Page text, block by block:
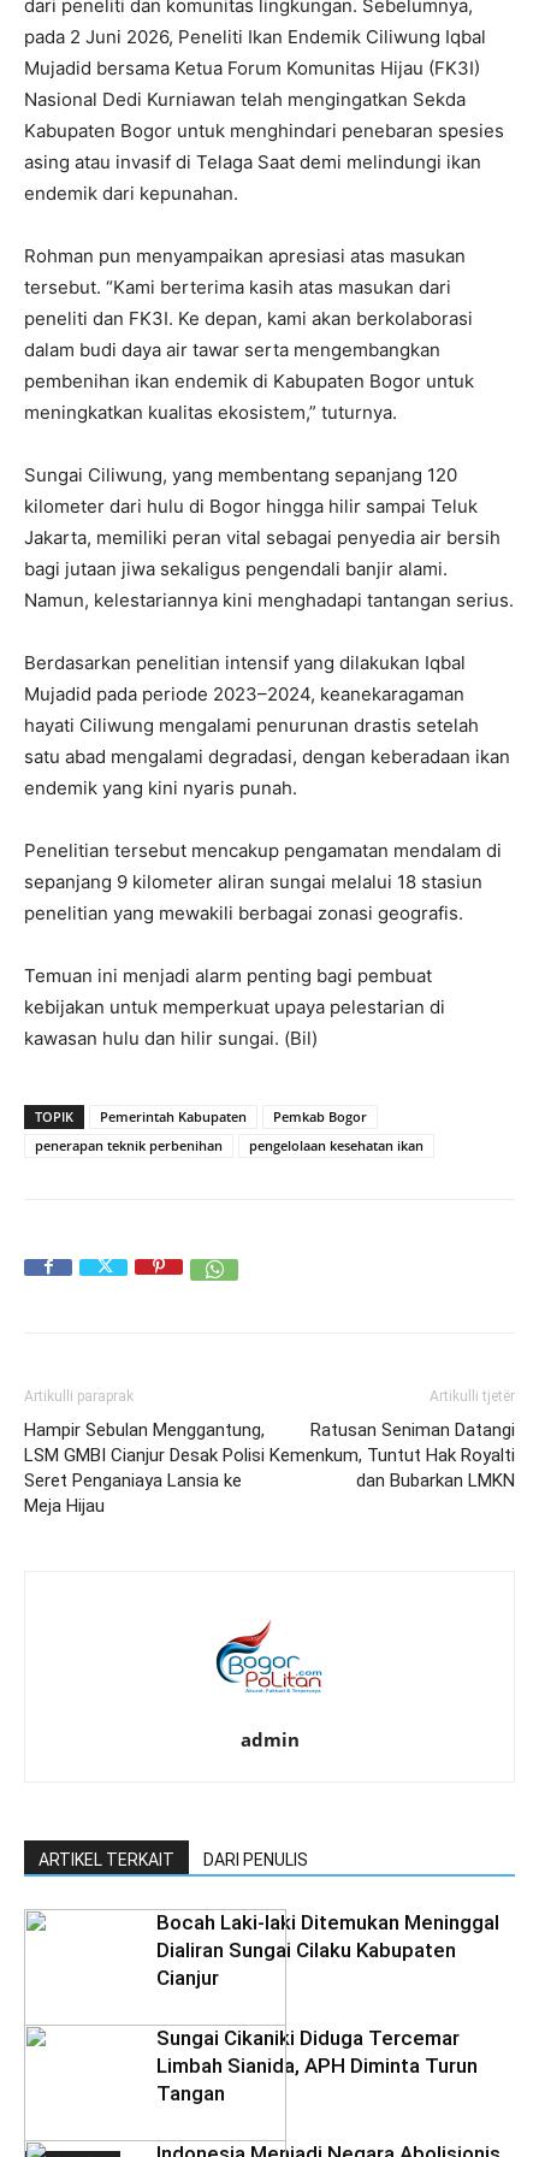
dari peneliti dan komunitas lingkungan. Sebelumnya,
pada 2 Juni 2026, Peneliti Ikan Endemik Ciliwung Iqbal
Mujadid bersama Ketua Forum Komunitas Hijau (FK3I)
Nasional Dedi Kurniawan telah mengingatkan Sekda
Kabupaten Bogor untuk menghindari penebaran spesies
asing atau invasif di Telaga Saat demi melindungi ikan
endemik dari kepunahan.
Rohman pun menyampaikan apresiasi atas masukan
tersebut. “Kami berterima kasih atas masukan dari
peneliti dan FK3I. Ke depan, kami akan berkolaborasi
dalam budi daya air tawar serta mengembangkan
pembenihan ikan endemik di Kabupaten Bogor untuk
meningkatkan kualitas ekosistem,” tuturnya.
Sungai Ciliwung, yang membentang sepanjang 120
kilometer dari hulu di Bogor hingga hilir sampai Teluk
Jakarta, memiliki peran vital sebagai penyedia air bersih
bagi jutaan jiwa sekaligus pengendali banjir alami.
Namun, kelestariannya kini menghadapi tantangan serius.
Berdasarkan penelitian intensif yang dilakukan Iqbal
Mujadid pada periode 2023–2024, keanekaragaman
hayati Ciliwung mengalami penurunan drastis setelah
satu abad mengalami degradasi, dengan keberadaan ikan
endemik yang kini nyaris punah.
Penelitian tersebut mencakup pengamatan mendalam di
sepanjang 9 kilometer aliran sungai melalui 18 stasiun
penelitian yang mewakili berbagai zonasi geografis.
Temuan ini menjadi alarm penting bagi pembuat
kebijakan untuk memperkuat upaya pelestarian di
kawasan hulu dan hilir sungai. (Bil)
TOPIK Pemerintah Kabupaten
Pemkab Bogor
penerapan teknik perbenihan
pengelolaan kesehatan ikan
Artikulli paraprak
Hampir Sebulan Menggantung,
LSM GMBI Cianjur Desak Polisi
Seret Penganiaya Lansia ke
Meja Hijau
Artikulli tjetër
Ratusan Seniman Datangi
Kemenkum, Tuntut Hak Royalti
dan Bubarkan LMKN
admin
ARTIKEL TERKAIT DARI PENULIS
Bocah Laki-laki Ditemukan Meninggal
Dialiran Sungai Cilaku Kabupaten
Cianjur
Sungai Cikaniki Diduga Tercemar
Limbah Sianida, APH Diminta Turun
Tangan